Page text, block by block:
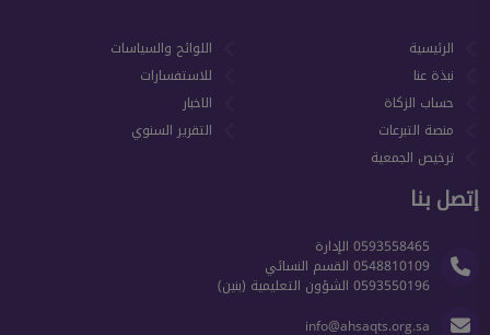
الرئيسية
نبذة عنا
حساب الزكاة
منصة التبرعات
ترخيص الجمعية
اللوائح والسياسات
للاستفسارات
الاخبار
التقرير السنوي
إتصل بنا
0593558465 الإدارة
0548810109 القسم النسائي
0593550196 الشؤون التعليمية (بنين)
info@ahsaqts.org.sa